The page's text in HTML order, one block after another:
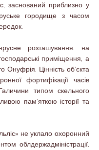
заснований приблизно у
городище з часом
розташування: на
приміщення, а
Цінність об’єкта
фортифікації часів
типом скельного
пам’яткою історії та
не уклало охоронний
облдержадміністрації.